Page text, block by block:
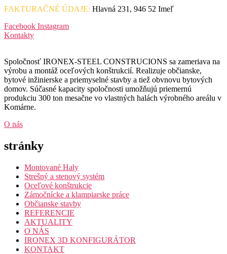
FAKTURAČNÉ ÚDAJE: Hlavná 231, 946 52 Imeľ
Facebook Instagram
Kontakty
Spoločnosť IRONEX-STEEL CONSTRUCIONS sa zameriava na
výrobu a montáž oceľových konštrukcií. Realizuje občianske,
bytové inžinierske a priemyselné stavby a tiež obvnovu bytových
domov. Súčasné kapacity spoločnosti umožňujú priemernú
produkciu 300 ton mesačne vo vlastných halách výrobného areálu v
Komárne.
O nás
stránky
Montované Haly
Strešný a stenový systém
Oceľové konštrukcie
Zámočnícke a klampiarske práce
Občianske stavby
REFERENCIE
AKTUALITY
O NÁS
IRONEX 3D KONFIGURÁTOR
KONTAKT